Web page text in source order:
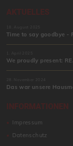
AKTUELLES
18. August 2025
Time to say goodbye -
1. April 2025
We proudly present:
28. November 2024
Das war unsere
INFORMATIONEN
Impressum
Datenschutz